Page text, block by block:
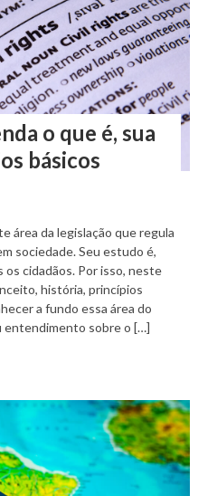
o que é, sua
básicos
área da legislação que regula
sociedade. Seu estudo é,
cidadãos. Por isso, neste
história, princípios
a fundo essa área do
entendimento sobre o […]